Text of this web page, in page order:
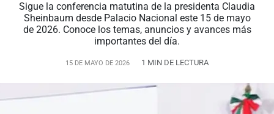
Sigue la conferencia matutina de la presidenta Claudia
Sheinbaum desde Palacio Nacional este 15 de mayo
de 2026. Conoce los temas, anuncios y avances más
importantes del día.
15 DE MAYO DE 2026 1 MIN DE LECTURA